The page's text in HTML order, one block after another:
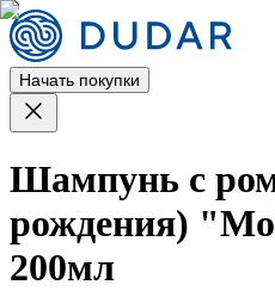
Начать покупки
Шампунь с
рождения)
200мл